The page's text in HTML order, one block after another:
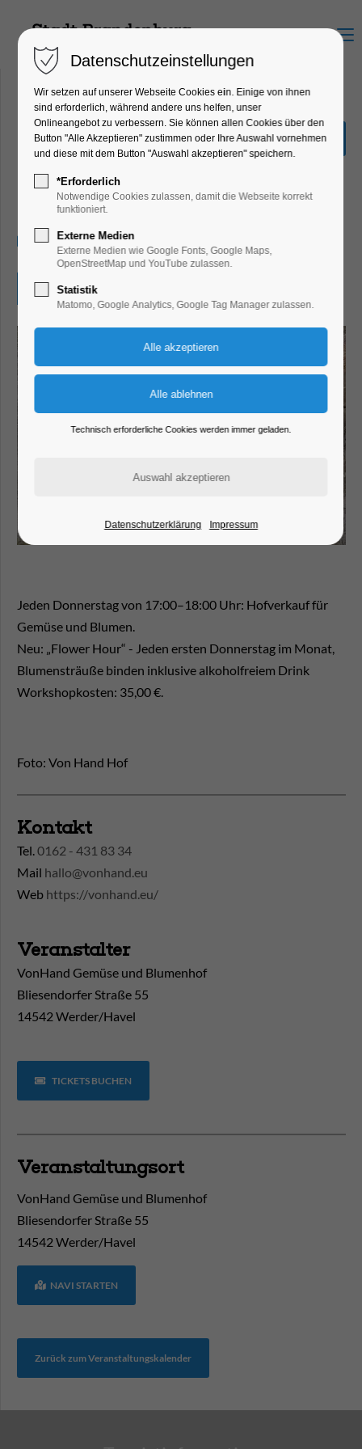
Menu
von Hand Hofcafe und
Gemüse/Blumen Verkauf
und workshop
Markt
21.05.2025, 17:00–19:00
Eintritt frei
Jeden Donnerstag von 17:00–18:00 Uhr: Hofverkauf für
Gemüse und Blumen.
Neu: „Flower Hour“ - Jeden ersten Donnerstag im Monat,
Blumensträuße binden inklusive alkoholfreiem Drink
Workshopkosten: 35,00 €.
Foto: Von Hand Hof
Kontakt
Tel.0162 - 431 83 34
Mail hallo@vonhand.eu
Web https://vonhand.eu/
Veranstalter
VonHand Gemüse und Blumenhof
Bliesendorfer Straße 55
14542 Werder/Havel
TICKETS BUCHEN
Veranstaltungsort
VonHand Gemüse und Blumenhof
Bliesendorfer Straße 55
14542 Werder/Havel
NAVI STARTEN
Zurück zum Veranstaltungskalender
Datenschutzeinstellungen
Wir setzen auf unserer Webseite Cookies ein. Einige von ihnen
sind erforderlich, während andere uns helfen, unser
Onlineangebot zu verbessern. Sie können allen Cookies über den
Button "Alle Akzeptieren" zustimmen oder Ihre Auswahl vornehmen
und diese mit dem Button "Auswahl akzeptieren" speichern.
*Erforderlich
Notwendige Cookies zulassen, damit die Webseite korrekt
funktioniert.
Externe Medien
Externe Medien wie Google Fonts, Google Maps,
OpenStreetMap und YouTube zulassen.
Statistik
Matomo, Google Analytics, Google Tag Manager zulassen.
Technisch erforderliche Cookies werden immer geladen.
Datenschutzerklärung Impressum